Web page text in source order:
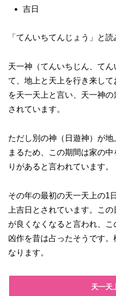
吉日
「てんいちてんじょう」と読
天一神（てんいちじん、て
て、地上と天上を行き来し
を天一天上と言い、天一神
されています。
ただし別の神（日遊神）が
まるため、この期間は家の
りがあると言われています。
その年の最初の天一天上の1
上吉日とされています。こ
が良くなくなると言われ、
凶作を昔は占ったそうです
なります。
天一天